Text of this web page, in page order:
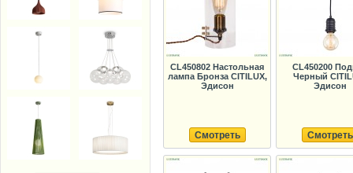
CL450802 Настольная
лампа Бронза CITILUX,
Эдисон
Смотреть
CL450200
Черный
Эдисон
Смотреть